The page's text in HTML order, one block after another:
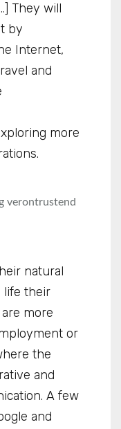
They will
by
Internet,
and
more
verontrustend
natural
life their
more
or
the
and
A few
and